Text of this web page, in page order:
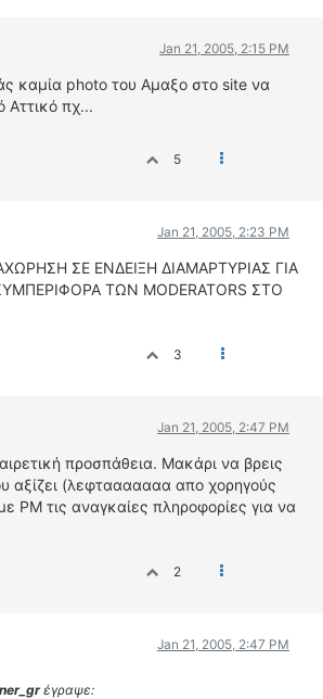
Jan 21, 2005, 2:15 PM
καμία photo του Αμαξο στο site να
Αττικό πχ...
5
Jan 21, 2005, 2:23 PM
ΣΕ ΕΝΔΕΙΞΗ ΔΙΑΜΑΡΤΥΡΙΑΣ ΓΙΑ
ΤΩΝ MODERATORS ΣΤΟ
3
Jan 21, 2005, 2:47 PM
προσπάθεια. Μακάρι να βρεις
αξίζει (λεφτααααααα απο χορηγούς
PM τις αναγκαίες πληροφορίες για να
2
Jan 21, 2005, 2:47 PM
έγραψε: